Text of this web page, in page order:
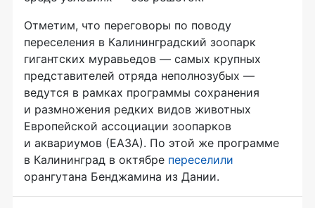
Отметим, что переговоры по поводу
переселения в Калининградский зоопарк
гигантских муравьедов — самых крупных
представителей отряда неполнозубых —
ведутся в рамках программы сохранения
и размножения редких видов животных
Европейской ассоциации зоопарков
и аквариумов (ЕАЗА). По этой же программе
в Калининград в октябре переселили
орангутана Бенджамина из Дании.